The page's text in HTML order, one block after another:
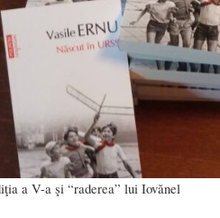
a V-a şi “raderea” lui Iovănel